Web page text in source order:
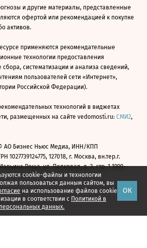
cookie-файлы и технологии
пользоваться данным сайтом, вы
на использование файлов cookie
в соответствии с Политикой в
данных.
ОК
и другие материалы, представленные
офертой или рекомендацией к покупке
активов.
применяются рекомендательные
технологии предоставления
систематизации и анализа сведений,
пользователей сети «Интернет»,
Российской Федерации).
технологий в виджетах
размещенных на сайте vedomosti.ru: СМИ2,
АО Бизнес Ньюс Медиа, ИНН/КПП
1027739124775, 127018, г. Москва, вн.тер.г.
Роща, ул. Полковая, д. 3, стр. 1 1999—